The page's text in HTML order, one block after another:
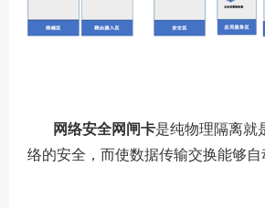
网络安全网闸卡是纯物理隔离就
络的安全，而使数据传输交换能够自